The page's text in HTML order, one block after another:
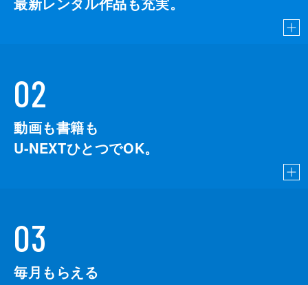
02
動画も書籍も
U-NEXTひとつでOK。
03
毎月もらえる